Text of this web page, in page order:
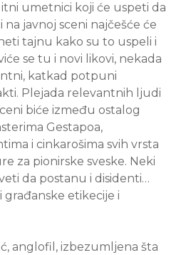
umetnici koji će uspeti da
javnoj sceni najčešće će
tajnu kako su to uspeli i
se tu i novi likovi, nekada
katkad potpuni
Plejada relevantnih ljudi
biće između ostalog
Gestapoa,
i cinkarošima svih vrsta
za pionirske sveske. Neki
da postanu i disidenti…
građanske etikecije i
anglofil, izbezumljena šta